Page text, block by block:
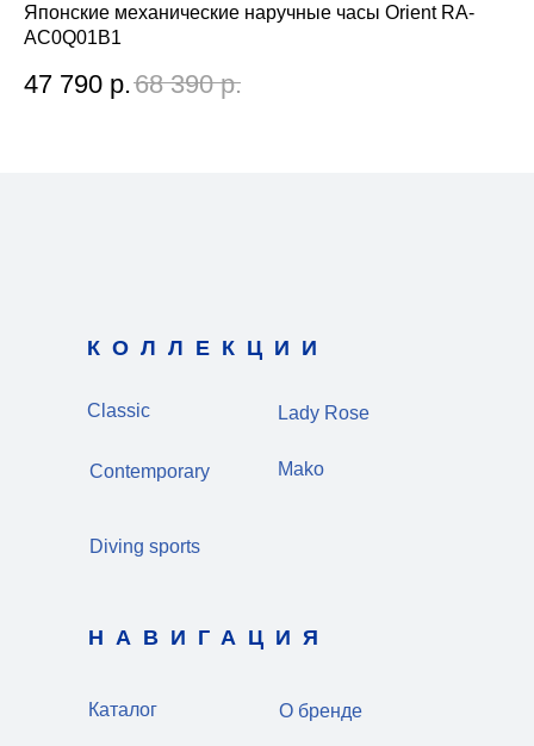
Японские механические наручные часы Orient RA-
AC0Q01B1
47 790 р.68 390 р.
О бренде
Каталог
Lady Rose
Diving sports
Contemporary
НАВИГАЦИЯ
КОЛЛЕКЦИИ
Classic
Mako